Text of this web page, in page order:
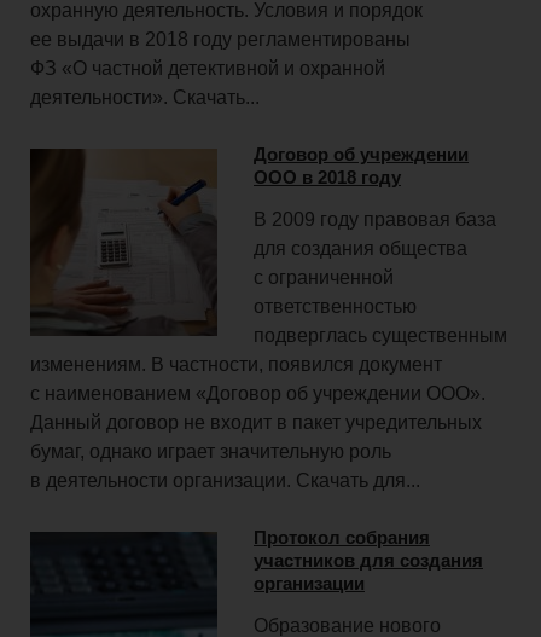
Закрытие
бизнеса
Физическим
лицам
охранную деятельность. Условия и порядок
ее выдачи в 2018 году регламентированы
ФЗ «О частной детективной и охранной
деятельности». Скачать...
Договор об учреждении
ООО в 2018 году
В 2009 году правовая база
для создания общества
с ограниченной
ответственностью
подверглась существенным
изменениям. В частности, появился документ
с наименованием «Договор об учреждении ООО».
Данный договор не входит в пакет учредительных
бумаг, однако играет значительную роль
в деятельности организации. Скачать для...
Протокол собрания
участников для создания
организации
Образование нового